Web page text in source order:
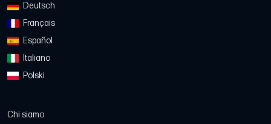
Deutsch
Français
Español
Italiano
Polski
Chi siamo